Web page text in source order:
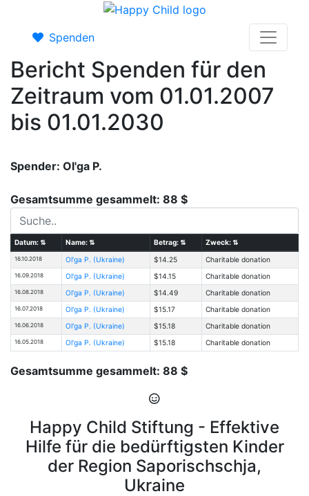
Spenden
Bericht Spenden für den
Zeitraum vom 01.01.2007
bis 01.01.2030
Spender: Ol'ga P.
Gesamtsumme gesammelt: 88 $
Datum:⇅ Name:⇅ Betrag:⇅ Zweck:⇅
16.10.2018 Ol'ga P. (Ukraine) $14.25 Charitable donation
16.09.2018 Ol'ga P. (Ukraine) $14.15 Charitable donation
16.08.2018 Ol'ga P. (Ukraine) $14.49 Charitable donation
16.07.2018 Ol'ga P. (Ukraine) $15.17 Charitable donation
16.06.2018 Ol'ga P. (Ukraine) $15.18 Charitable donation
16.05.2018 Ol'ga P. (Ukraine) $15.18 Charitable donation
Gesamtsumme gesammelt: 88 $
Happy Child Stiftung - Effektive
Hilfe für die bedürftigsten Kinder
der Region Saporischschja,
Ukraine